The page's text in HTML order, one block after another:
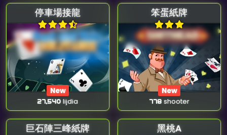
停車場接龍
New
27,540 lijdia
笨蛋紙牌
New
778 shooter
巨石陣三峰紙牌 黑桃A